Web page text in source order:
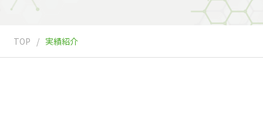
TOP / 実績紹介